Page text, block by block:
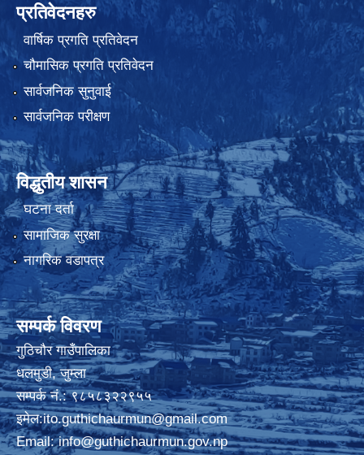
प्रतिवेदनहरु
वार्षिक प्रगति प्रतिवेदन
चौमासिक प्रगति प्रतिवेदन
सार्वजनिक सुनुवाई
सार्वजनिक परीक्षण
विद्धुतीय शासन
घटना दर्ता
सामाजिक सुरक्षा
नागरिक वडापत्र
सम्पर्क विवरण
गुठिचौर गाउँपालिका
धलमुडी, जुम्ला
सम्पर्क नं.: ९८५८३२२९५५
इमेल:ito.guthichaurmun@gmail.com
Email:info@guthichaurmun.gov.np